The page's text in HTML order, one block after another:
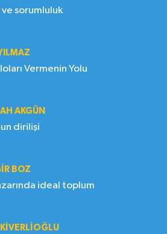
Gençlik ve sorumluluk
Vermenin Yolu
AKGÜN
dirilişi
BOZ
ideal toplum